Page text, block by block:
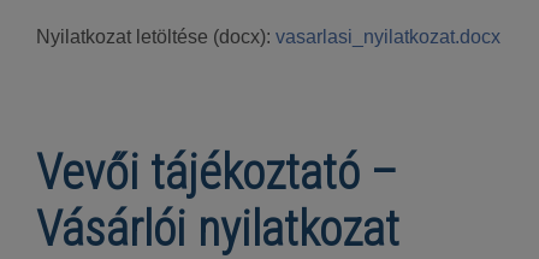
Nyilatkozat letöltése (docx): vasarlasi_nyilatkozat.docx
Vevői tájékoztató –
Vásárlói nyilatkozat